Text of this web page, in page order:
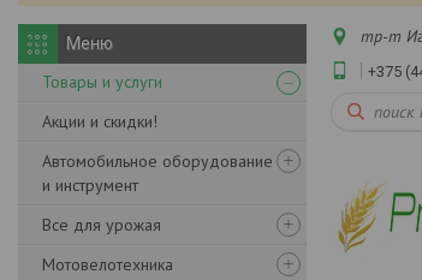
Товары и услуги
Акции и скидки!
Автомобильное оборудование
и инструмент
Все для урожая
Мотовелотехника
тр-т
+375